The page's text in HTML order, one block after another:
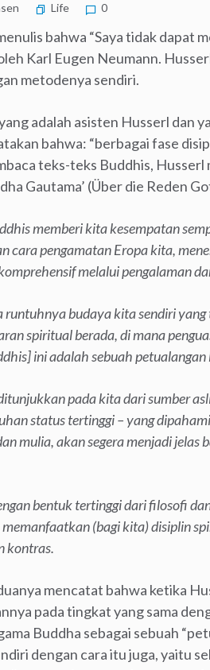
Life 0
bahwa “Saya tidak dapat
Karl Eugen Neumann.
metodenya sendiri.
adalah asisten Husserl dan
bahwa: “berbagai fase
teks-teks Buddhis,
Gautama’ (Über die Reden
memberi kita kesempatan
cara pengamatan Eropa kita,
melalui pengalaman
runtuhnya budaya kita sendiri
spiritual berada, di mana
ini adalah sebuah petualangan
pada kita dari sumber
status tertinggi – yang
mulia, akan segera menjadi jelas
bentuk tertinggi dari filosofi
(bagi kita) disiplin
kontras.
mencatat bahwa ketika
pada tingkat yang sama
Buddha sebagai sebuah
dengan cara itu juga, yaitu